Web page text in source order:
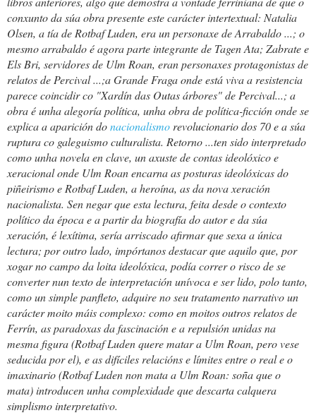
conxunto da súa obra presente este carácter intertextual: Natalia
Olsen, a tía de Rotbaf Luden, era un personaxe deArrabaldo...; o
mesmo arrabaldo é agora parte integrante de Tagen Ata; Zabrate e
Els Bri, servidores de Ulm Roan, eran personaxes protagonistas de
relatos de Percival...;a Grande Fraga onde está viva a resistencia
parece coincidir co "Xardín das Outas árbores" de Percival...; a
obra é unha alegoría política, unha obra de política-ficción onde se
explica a aparición donacionalismo revolucionario dos 70 e a súa
ruptura co galeguismo culturalista. Retorno...ten sido interpretado
como unha novela en clave, un axuste de contas ideolóxico e
xeracional onde Ulm Roan encarna as posturas ideolóxicas do
piñeirismo e Rotbaf Luden, a heroína, as da nova xeración
nacionalista. Sen negar que esta lectura, feita desde o contexto
político da época e a partir da biografía do autor e da súa
xeración, é lexítima, sería arriscado afirmar que sexa a única
lectura; por outro lado, impórtanos destacar que aquilo que, por
xogar no campo da loita ideolóxica, podía correr o risco de se
converter nun texto de interpretación unívoca e ser lido, polo tanto,
como un simple panfleto, adquire no seu tratamento narrativo un
carácter moito máis complexo: como en moitos outros relatos de
Ferrín, as paradoxas da fascinación e a repulsión unidas na
mesma figura (Rotbaf Luden quere matar a Ulm Roan, pero vese
seducida por el), e as difíciles relacións e límites entre o real e o
imaxinario (Rotbaf Luden non mata a Ulm Roan: soña que o
mata) introducen unha complexidade que descarta calquera
simplismo interpretativo.